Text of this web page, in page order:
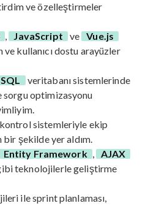
ve özelleştirmeler
, JavaScript ve Vue.js
kullanıcı dostu arayüzler
veritabanı sistemlerinde
sorgu optimizasyonu
sistemleriyle ekip
bir şekilde yer aldım.
Entity Framework , AJAX
teknolojilerle geliştirme
ile sprint planlaması,